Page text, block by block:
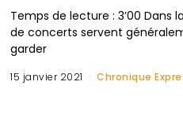
Temps de lecture : 3’00 Dans
de concerts servent
garder
15 janvier 2021 Chronique